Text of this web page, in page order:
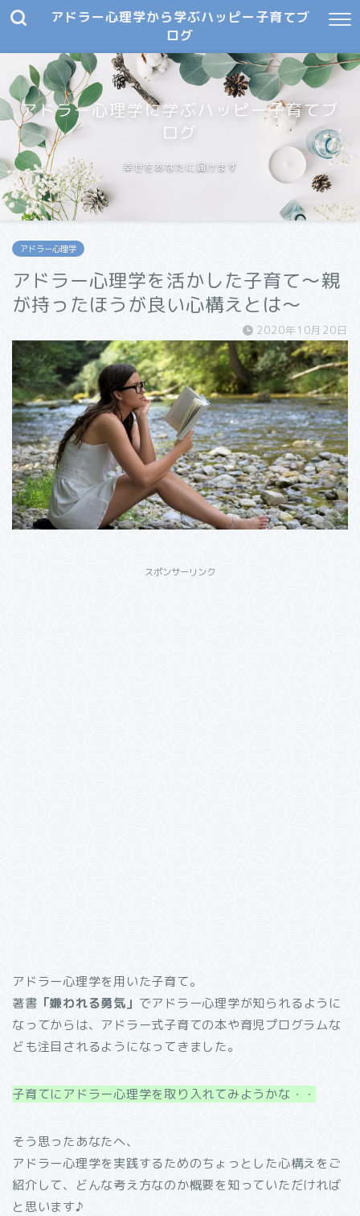
アドラー心理学から学ぶハッピー子育てブ
ログ
アドラー心理学に学ぶハッピー子育てブ
ログ
幸せをあなたに届けます
アドラー心理学
アドラー心理学を活かした子育て～親
が持ったほうが良い心構えとは～
2020年10月20日
スポンサーリンク
アドラー心理学を用いた子育て。
著書 「嫌われる勇気」 でアドラー心理学が知られるように
なってからは、アドラー式子育ての本や育児プログラムな
ども注目されるようになってきました。
子育てにアドラー心理学を取り入れてみようかな・・
そう思ったあなたへ、
アドラー心理学を実践するためのちょっとした心構えをご
紹介して、どんな考え方なのか概要を知っていただければ
と思います♪